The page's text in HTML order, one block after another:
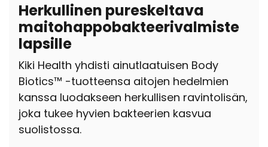
Herkullinen pureskeltava
maitohappobakteerivalmiste
lapsille
Kiki Health yhdisti ainutlaatuisen Body
Biotics™ -tuotteensa aitojen hedelmien
kanssa luodakseen herkullisen ravintolisän,
joka tukee hyvien bakteerien kasvua
suolistossa.